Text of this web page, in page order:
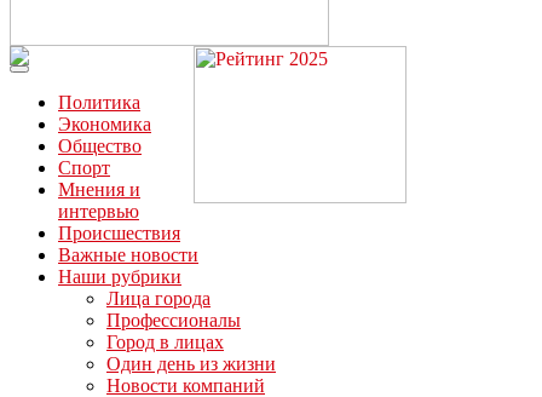
Читайте последние новости дня в Тульской области на сайте
“ЗаНовомосковск”
Политика
Экономика
Общество
Спорт
Мнения и
интервью
Происшествия
Важные новости
Наши рубрики
Лица города
Профессионалы
Город в лицах
Один день из жизни
Новости компаний